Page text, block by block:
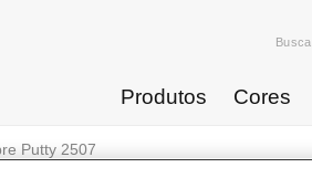
Produtos Cores
Putty 2507